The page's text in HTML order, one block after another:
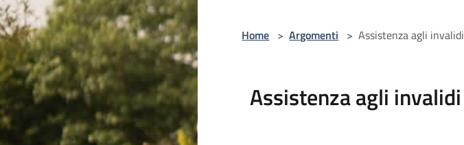
Home > Argomenti > Assistenza agli invalidi
Assistenza agli invalidi